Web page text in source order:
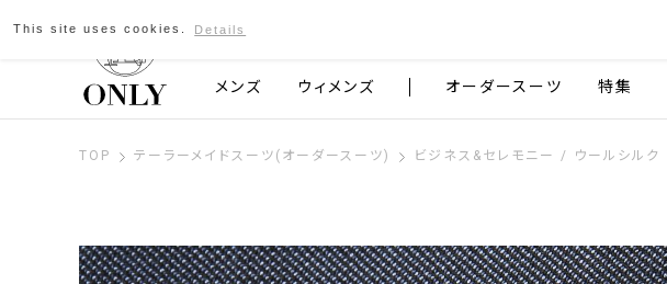
京都発のスーツブランド ONLY
メンズ ウィメンズ オーダースーツ 特集
TOP テーラーメイドスーツ(オーダースーツ) ビジネス&セレモニー / ウールシルク
This site uses cookies. Details